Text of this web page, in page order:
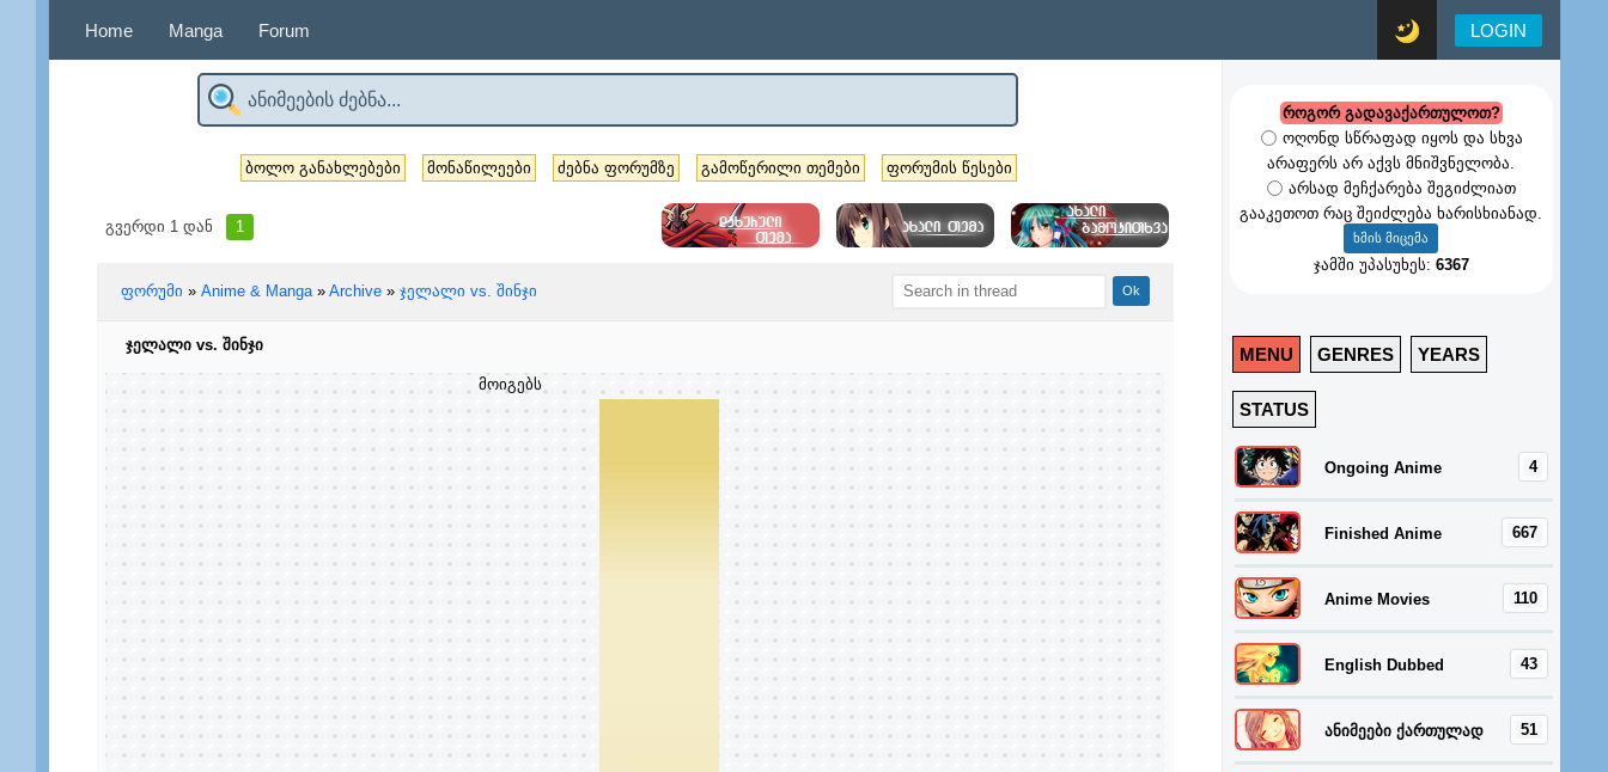
Home Manga Forum LOGIN
ბოლო განახლებები მონაწილეები ძებნა ფორუმზე გამოწერილი თემები ფორუმის წესები
გვერდი 1დან 1
ფორუმი » Anime & Manga » Archive » ჯელალი vs. შინჯი
ჯელალი vs. შინჯი
მოიგებს
როგორ გადავაქართულოთ?
ოღონდ სწრაფად იყოს და სხვა
არაფერს არ აქვს მნიშვნელობა.
არსად მეჩქარება შეგიძლიათ
გააკეთოთ რაც შეიძლება ხარისხიანად.
ჯამში უპასუხეს: 6367
MENU GENRES YEARS
STATUS
4
Ongoing Anime
667
Finished Anime
110
Anime Movies
43
English Dubbed
51
ანიმეები ქართულად